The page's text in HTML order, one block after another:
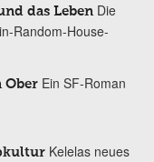
das Leben Die
Random-House-
Ober Ein SF-Roman
Kelelas neues